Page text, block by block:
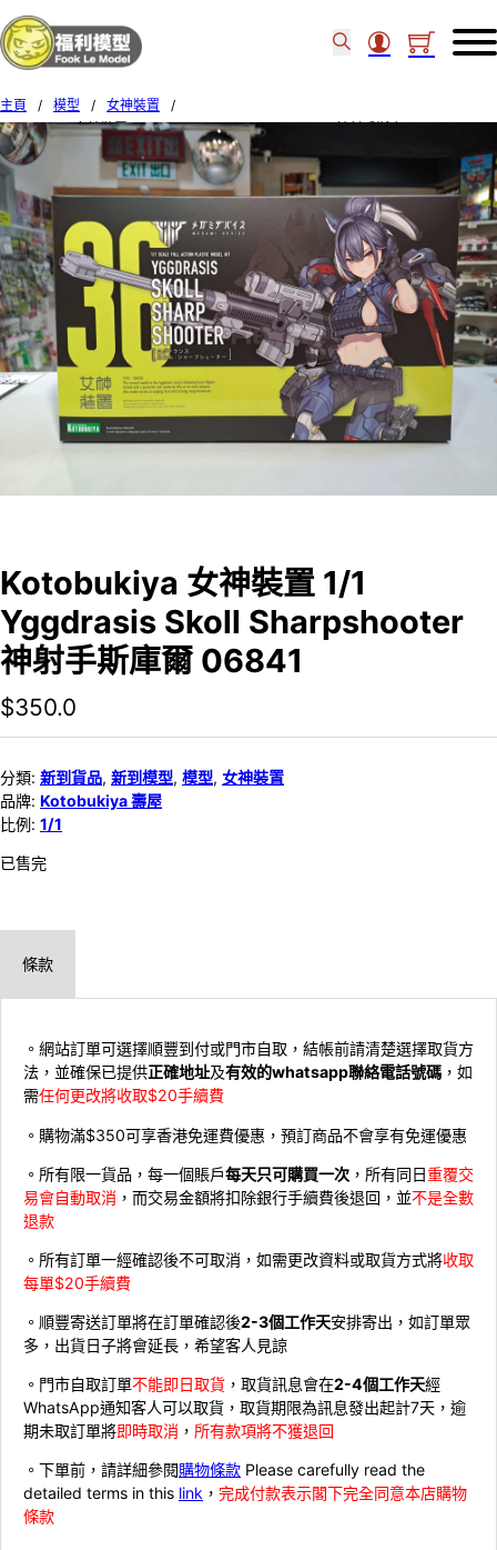
主頁 / 模型 / 女神裝置
/
Kotobukiya 女神裝置 1/1 Yggdrasis Skoll Sharpshooter 神射手斯庫爾 06841
Kotobukiya 女神裝置 1/1
Yggdrasis Skoll Sharpshooter
神射手斯庫爾 06841
$350.0
分類: 新到貨品, 新到模型, 模型, 女神裝置
品牌: Kotobukiya 壽屋
比例: 1/1
已售完
條款
。網站訂單可選擇順豐到付或門市自取，結帳前請清楚選擇取貨方
法，並確保已提供正確地址及有效的whatsapp聯絡電話號碼 ，如
需任何更改將收取$20手續費
。購物滿$350可享香港免運費優惠，預訂商品不會享有免運優惠
。所有限一貨品，每一個賬戶每天只可購買一次 ，所有同日重覆交
易會自動取消 ，而交易金額將扣除銀行手續費後退回，並不是全數
退款
。所有訂單一經確認後不可取消，如需更改資料或取貨方式將收取
每單$20手續費
。順豐寄送訂單將在訂單確認後2-3個工作天安排寄出，如訂單眾
多，出貨日子將會延長，希望客人見諒
。門市自取訂單不能即日取貨 ，取貨訊息會在2-4個工作天經
WhatsApp通知客人可以取貨，取貨期限為訊息發出起計7天，逾
期未取訂單將即時取消 ， 所有款項將不獲退回
。下單前，請詳細參閱購物條款 Please carefully read the
detailed terms in this link ， 完成付款表示閣下完全同意本店購物
條款